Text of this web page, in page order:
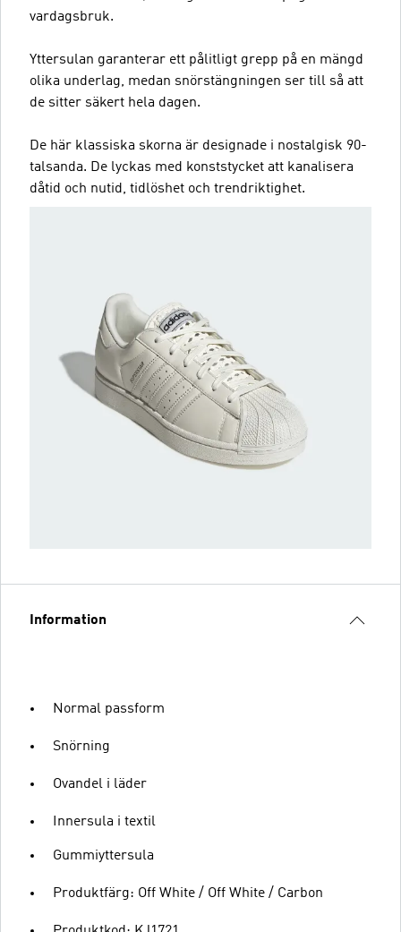
vardagsbruk.
Yttersulan garanterar ett pålitligt grepp på en mängd
olika underlag, medan snörstängningen ser till så att
de sitter säkert hela dagen.
De här klassiska skorna är designade i nostalgisk 90-
talsanda. De lyckas med konststycket att kanalisera
dåtid och nutid, tidlöshet och trendriktighet.
Information
Normal passform
Snörning
Ovandel i läder
Innersula i textil
Gummiyttersula
Produktfärg: Off White / Off White / Carbon